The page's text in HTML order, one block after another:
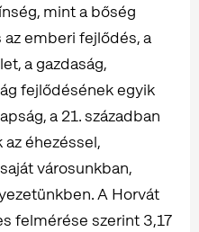
mint a bőség
az emberi fejlődés, a
a gazdaság,
fejlődésének egyik
a 21. században
éhezéssel,
városunkban,
A Horvát
felmérése szerint 3,17